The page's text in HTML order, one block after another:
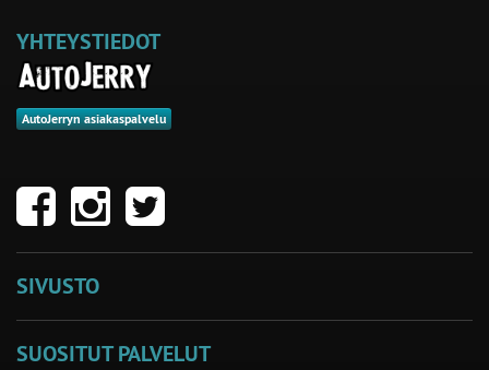
YHTEYSTIEDOT
AutoJerryn asiakaspalvelu
SIVUSTO
SUOSITUT PALVELUT